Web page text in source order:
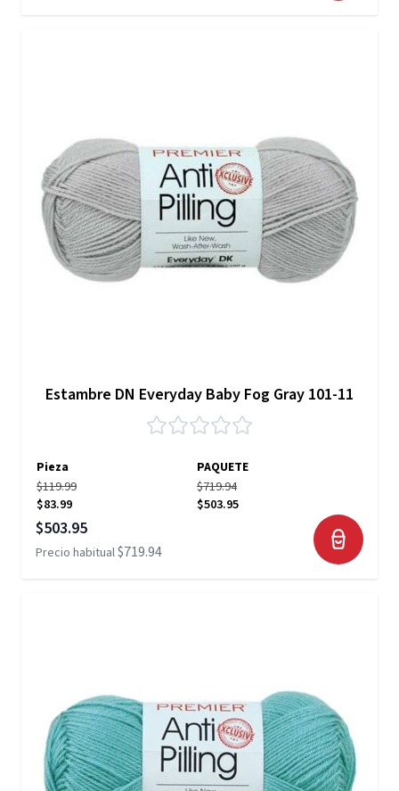
Estambre DN Everyday Baby Fog Gray 101-11
Pieza
PAQUETE
$119.99
$83.99
$719.94
$503.95
Precio especial
$503.95
Precio habitual$719.94